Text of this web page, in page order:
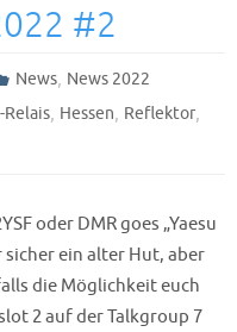
#2
News, News 2022
Relais, Hessen, Reflektor,
oder DMR goes „Yaesu
ein alter Hut, aber
die Möglichkeit euch
2 auf der Talkgroup 7